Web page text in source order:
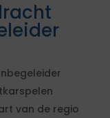
van de regio